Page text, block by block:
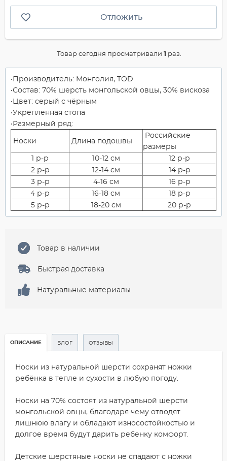
Отложить
Товар сегодня просматривали 1 раз.
Производитель: Монголия, TOD
Состав: 70% шерсть монгольской овцы, 30% вискоза
Цвет: серый с чёрным
Укрепленная стопа
Размерный ряд:
Носки
Длина подошвы
Российские
размеры
1 р-р
10-12 см
12 р-р
2 р-р
12-14 см
14 р-р
3 р-р
4-16 см
16 р-р
4 р-р
16-18 см
18 р-р
5 р-р
18-20 см 20 р-р
Товар в наличии
Быстрая доставка
Натуральные материалы
ОПИСАНИЕ БЛОГ ОТЗЫВЫ
Носки из натуральной шерсти сохранят ножки
ребёнка в тепле и сухости в любую погоду.
Носки на 70% состоят из натуральной шерсти
монгольской овцы, благодаря чему отводят
лишнюю влагу и обладают износостойкостью и
долгое время будут дарить ребенку комфорт.
Детские шерстяные носки не спадают с ножки